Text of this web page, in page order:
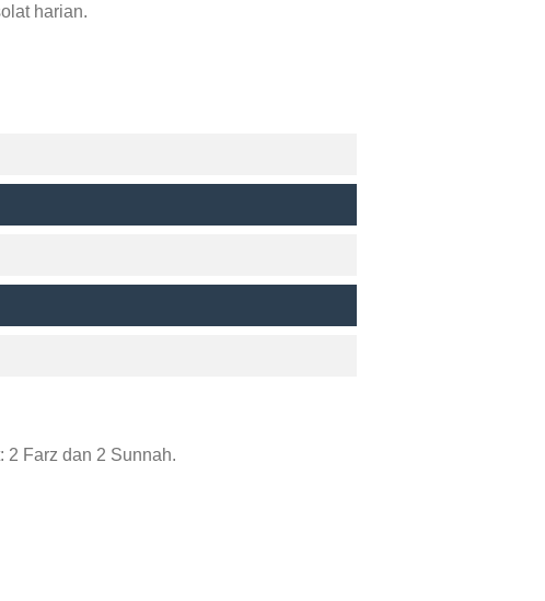
harian.
2 Farz dan 2 Sunnah.